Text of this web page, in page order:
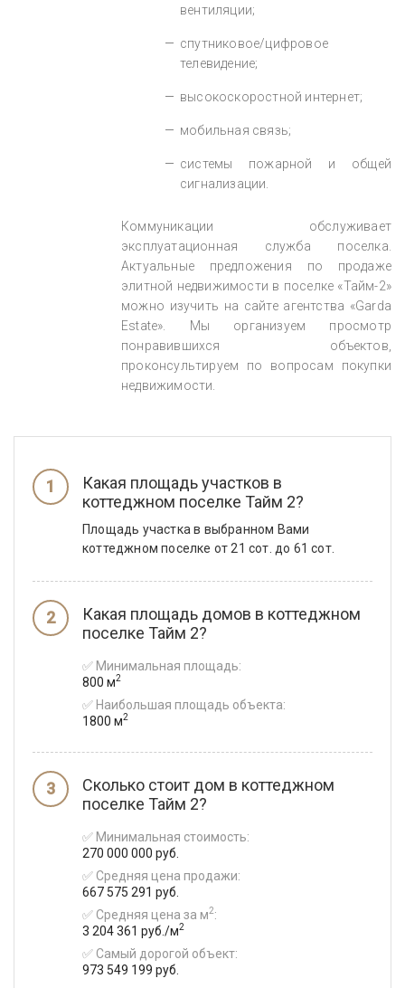
вентиляции;
спутниковое/цифровое
телевидение;
высокоскоростной интернет;
мобильная связь;
системы пожарной и общей
сигнализации.
Коммуникации обслуживает
эксплуатационная служба поселка.
Актуальные предложения по продаже
элитной недвижимости в поселке «Тайм-2»
можно изучить на сайте агентства «Garda
Estate». Мы организуем просмотр
понравившихся объектов,
проконсультируем по вопросам покупки
недвижимости.
Какая площадь участков в
коттеджном поселке Тайм 2?
Площадь участка в выбранном Вами
коттеджном поселке от 21 сот. до 61 сот.
Какая площадь домов в коттеджном
поселке Тайм 2?
✅ Минимальная площадь:
800 м2
✅ Наибольшая площадь объекта:
1800 м2
Сколько стоит дом в коттеджном
поселке Тайм 2?
✅ Минимальная стоимость:
270 000 000 руб.
✅ Средняя цена продажи:
667 575 291 руб.
✅ Средняя цена за м2:
3 204 361 руб./м2
✅ Самый дорогой объект:
973 549 199 руб.